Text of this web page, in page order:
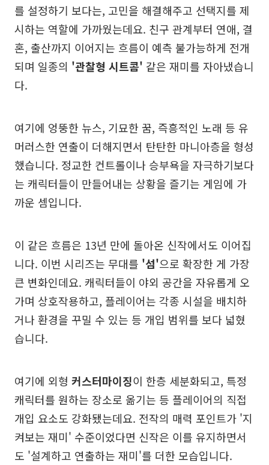
를 설정하기 보다는, 고민을 해결해주고 선택지를 제
시하는 역할에 가까웠는데요. 친구 관계부터 연애, 결
혼, 출산까지 이어지는 흐름이 예측 불가능하게 전개
되며 일종의 '관찰형 시트콤' 같은 재미를 자아냈습니
다.
여기에 엉뚱한 뉴스, 기묘한 꿈, 즉흥적인 노래 등 유
머러스한 연출이 더해지면서 탄탄한 마니아층을 형성
했습니다. 정교한 컨트롤이나 승부욕을 자극하기보다
는 캐릭터들이 만들어내는 상황을 즐기는 게임에 가
까운 셈입니다.
이 같은 흐름은 13년 만에 돌아온 신작에서도 이어집
니다. 이번 시리즈는 무대를 '섬'으로 확장한 게 가장
큰 변화인데요. 캐릭터들이 야외 공간을 자유롭게 오
가며 상호작용하고, 플레이어는 각종 시설을 배치하
거나 환경을 꾸밀 수 있는 등 개입 범위를 보다 넓혔
습니다.
여기에 외형 커스터마이징이 한층 세분화되고, 특정
캐릭터를 원하는 장소로 옮기는 등 플레이어의 직접
개입 요소도 강화됐는데요. 전작의 매력 포인트가 '지
켜보는 재미' 수준이었다면 신작은 이를 유지하면서
도 '설계하고 연출하는 재미'를 더한 모습입니다.